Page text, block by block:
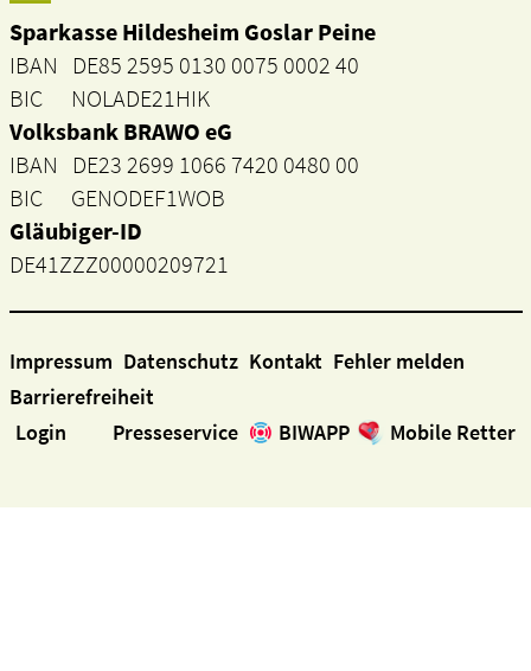
Sparkasse Hildesheim Goslar Peine
IBAN DE85 2595 0130 0075 0002 40
BIC NOLADE21HIK
Volksbank BRAWO eG
IBAN DE23 2699 1066 7420 0480 00
BIC GENODEF1WOB
Gläubiger-ID
DE41ZZZ00000209721
Impressum Datenschutz Kontakt Fehler melden
Barrierefreiheit
Login
Presseservice BIWAPP Mobile Retter